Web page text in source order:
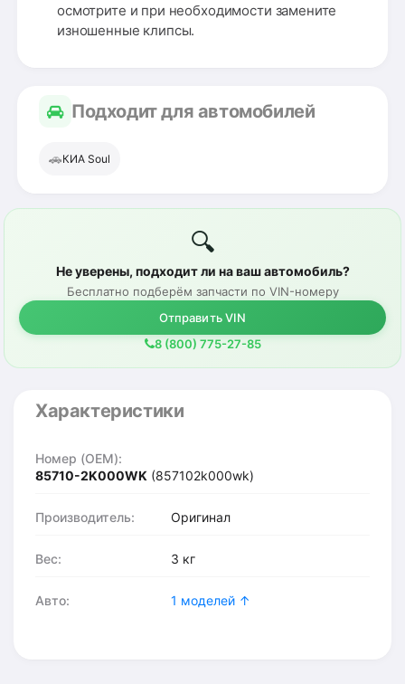
осмотрите и при необходимости замените
изношенные клипсы.
Подходит для автомобилей
🚗КИА Soul
🔍
Не уверены, подходит ли на ваш автомобиль?
Бесплатно подберём запчасти по VIN-номеру
Отправить VIN
8 (800) 775-27-85
Характеристики
Номер (OEM):
85710-2K000WK (857102k000wk)
Производитель: Оригинал
Вес: 3 кг
Авто: 1 моделей ↑